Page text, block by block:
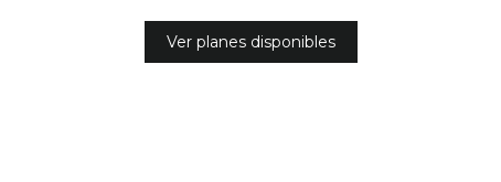
Ver planes disponibles